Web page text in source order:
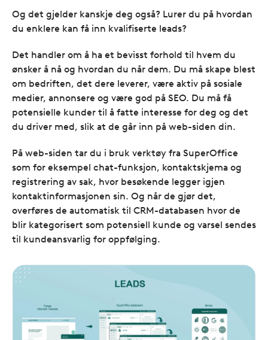
Og det gjelder kanskje deg også? Lurer du på hvordan
du enklere kan få inn kvalifiserte leads?
Det handler om å ha et bevisst forhold til hvem du
ønsker å nå og hvordan du når dem. Du må skape blest
om bedriften, det dere leverer, være aktiv på sosiale
medier, annonsere og være god på SEO. Du må få
potensielle kunder til å fatte interesse for deg og det
du driver med, slik at de går inn på web-siden din.
På web-siden tar du i bruk verktøy fra SuperOffice
som for eksempel chat-funksjon, kontaktskjema og
registrering av sak, hvor besøkende legger igjen
kontaktinformasjonen sin. Og når de gjør det,
overføres de automatisk til CRM-databasen hvor de
blir kategorisert som potensiell kunde og varsel sendes
til kundeansvarlig for oppfølging.